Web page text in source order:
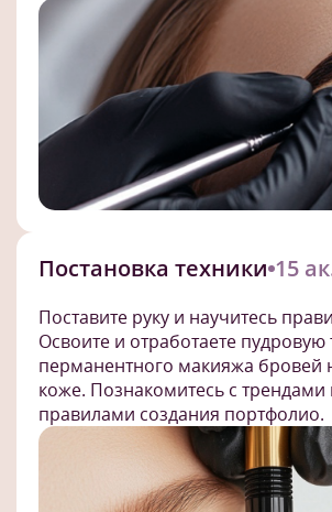
Постановка техники 15
Поставите руку и научитесь
Освоите и отработаете пудровую
перманентного макияжа бровей
коже. Познакомитесь с
правилами создания портфолио.